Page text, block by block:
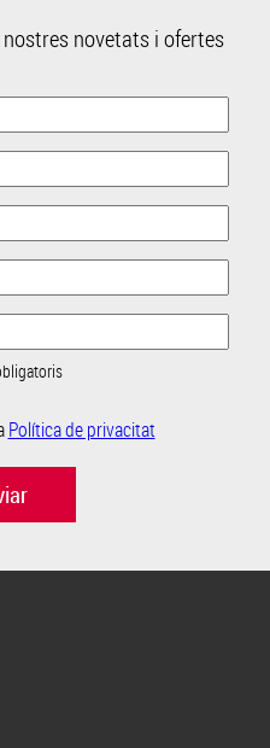
novetats i ofertes
Política de privacitat